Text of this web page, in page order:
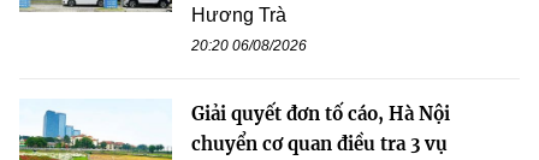
Hương Trà
20:20 06/08/2026
Giải quyết đơn tố cáo, Hà Nội
chuyển cơ quan điều tra 3 vụ